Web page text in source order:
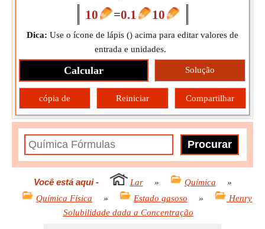
10 =0.1 10
Dica: Use o ícone de lápis () acima para editar valores de
entrada e unidades.
Calcular Solução
cópia de Reiniciar Compartilhar
Você está aqui- Lar » Química
»
Química Física
» Estado gasoso »
Henry
Solubilidade dada a Concentração